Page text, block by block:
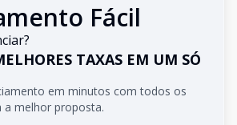
Fácil
TAXAS EM UM SÓ
em minutos com todos os
a melhor proposta.